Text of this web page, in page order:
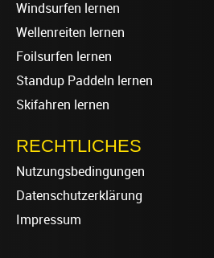
Windsurfen lernen
Wellenreiten lernen
Foilsurfen lernen
Standup Paddeln lernen
Skifahren lernen
RECHTLICHES
Nutzungsbedingungen
Datenschutzerklärung
Impressum